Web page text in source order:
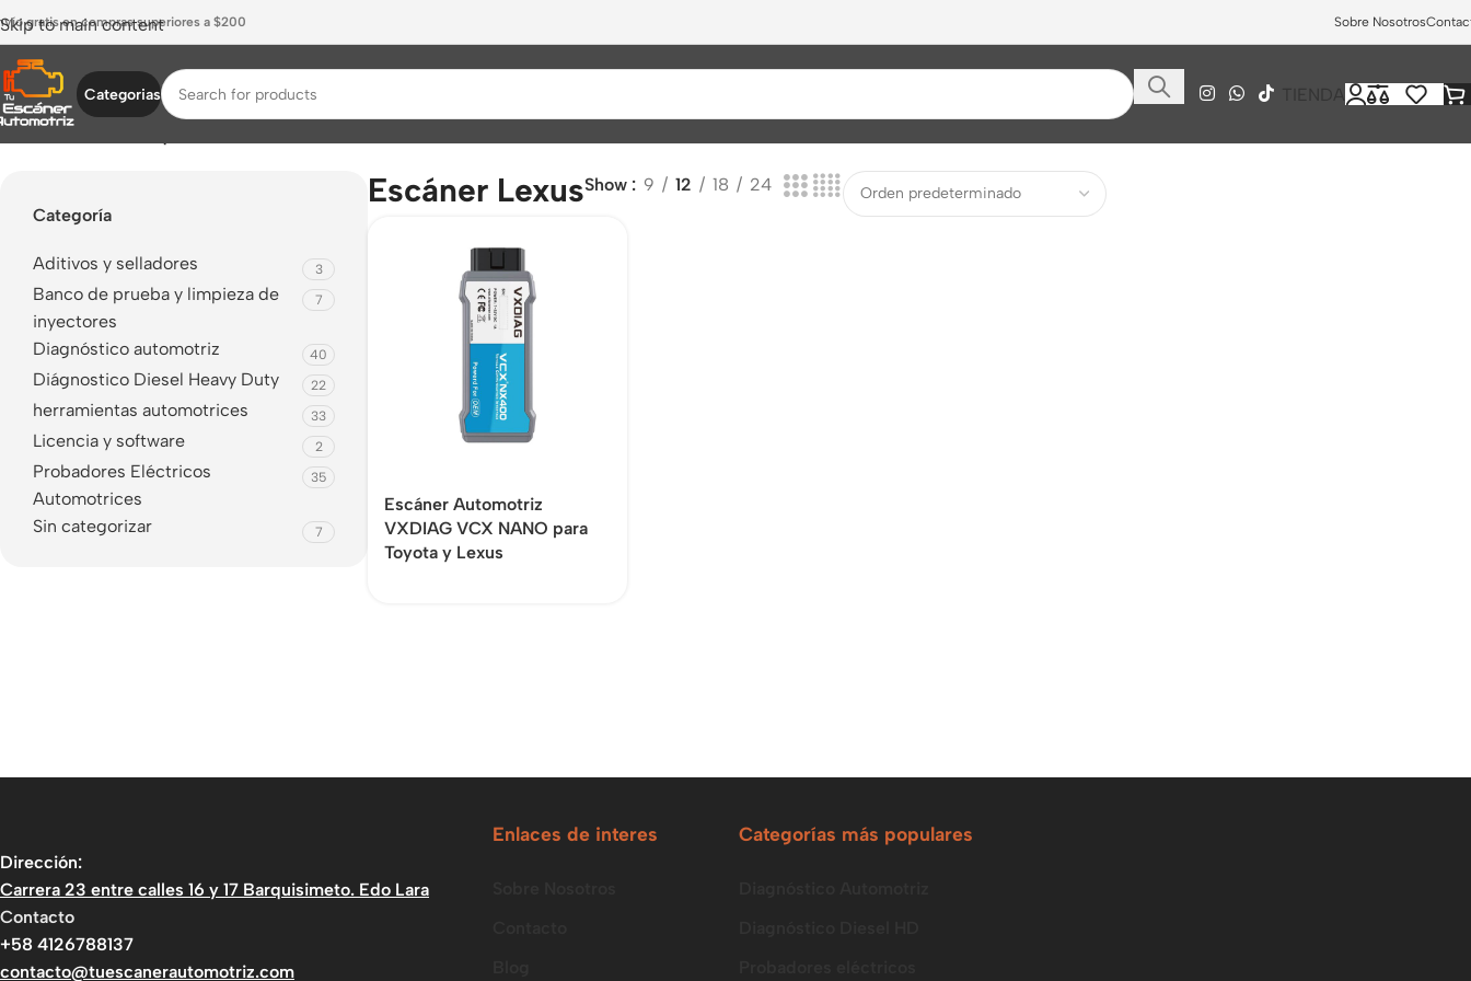
Skip to main content
gratis en compras superiores a $200 Sobre Nosotros
Categorias
TIENDA
Categoría
Aditivos y selladores 3
Banco de prueba y limpieza de
inyectores
7
Diagnóstico automotriz 40
Diágnostico Diesel Heavy Duty 22
herramientas automotrices 33
Licencia y software 2
Probadores Eléctricos
Automotrices
35
Sin categorizar 7
Escáner LexusShow 9 12 18 24
Escáner Automotriz
VXDIAG VCX NANO para
Toyota y Lexus
Dirección:
Carrera 23 entre calles 16 y 17 Barquisimeto. Edo Lara
Contacto
+58 4126788137
contacto@tuescanerautomotriz.com
Enlaces de interes Categorías más populares